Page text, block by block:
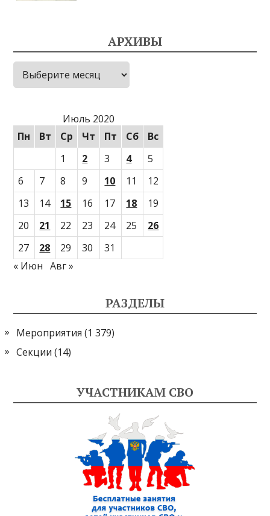
АРХИВЫ
Архивы
Июль 2020
Пн
Вт Ср Чт Пт Сб
Вс
1
2 3 4
5
6
7 8 9 10 11
12
13
14 15 16 17 18
19
20
21 22 23 24 25
26
27
28 29 30
31
« Июн
Авг »
РАЗДЕЛЫ
Мероприятия (1 379)
Секции (14)
УЧАСТНИКАМ СВО